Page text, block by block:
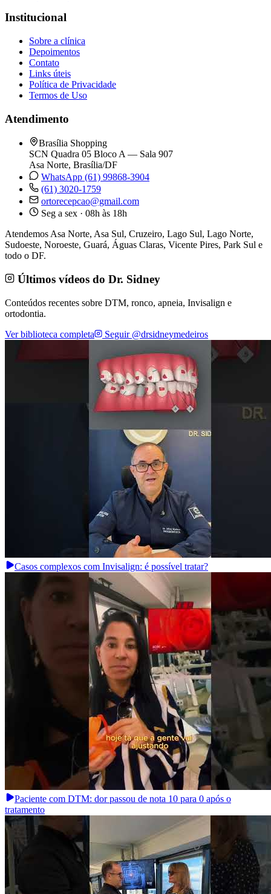
Institucional
Sobre a clínica
Depoimentos
Contato
Links úteis
Política de Privacidade
Termos de Uso
Atendimento
Brasília Shopping
SCN Quadra 05 Bloco A — Sala 907
Asa Norte, Brasília/DF
WhatsApp (61) 99868-3904
(61) 3020-1759
ortorecepcao@gmail.com
Seg a sex · 08h às 18h
Atendemos Asa Norte, Asa Sul, Cruzeiro, Lago Sul, Lago Norte,
Sudoeste, Noroeste, Guará, Águas Claras, Vicente Pires, Park Sul e
todo o DF.
Últimos vídeos do Dr. Sidney
Conteúdos recentes sobre DTM, ronco, apneia, Invisalign e
ortodontia.
Ver biblioteca completa
Seguir @drsidneymedeiros
Casos complexos com Invisalign: é possível tratar?
Paciente com DTM: dor passou de nota 10 para 0 após o
tratamento